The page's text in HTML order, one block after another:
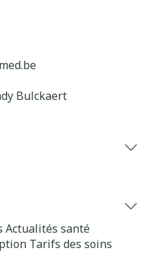
Bulckaert
Actualités santé
Tarifs des soins